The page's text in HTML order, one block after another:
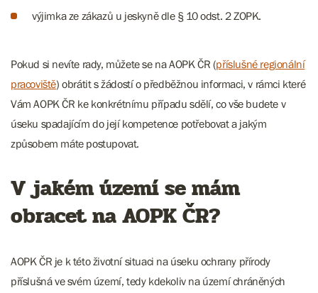
výjimka ze zákazů u jeskyně dle § 10 odst. 2 ZOPK.
Pokud si nevíte rady, můžete se na AOPK ČR (příslušné regionální
pracoviště) obrátit s žádostí o předběžnou informaci, v rámci které
Vám AOPK ČR ke konkrétnímu případu sdělí, co vše budete v
úseku spadajícím do její kompetence potřebovat a jakým
způsobem máte postupovat.
V jakém území se mám
obracet na AOPK ČR?
AOPK ČR je k této životní situaci na úseku ochrany přírody
příslušná ve svém území, tedy kdekoliv na území chráněných